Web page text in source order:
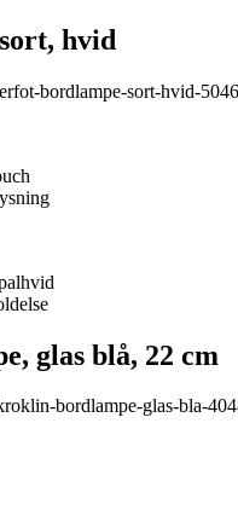
hvid
bordlampe-sort-hvid-
glas blå, 22 cm
bordlampe-glas-bla-